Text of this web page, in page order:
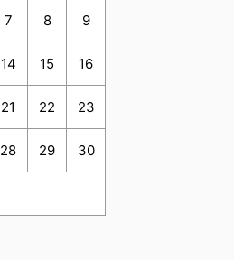
7 8 9
14 15 16
21 22 23
28 29 30